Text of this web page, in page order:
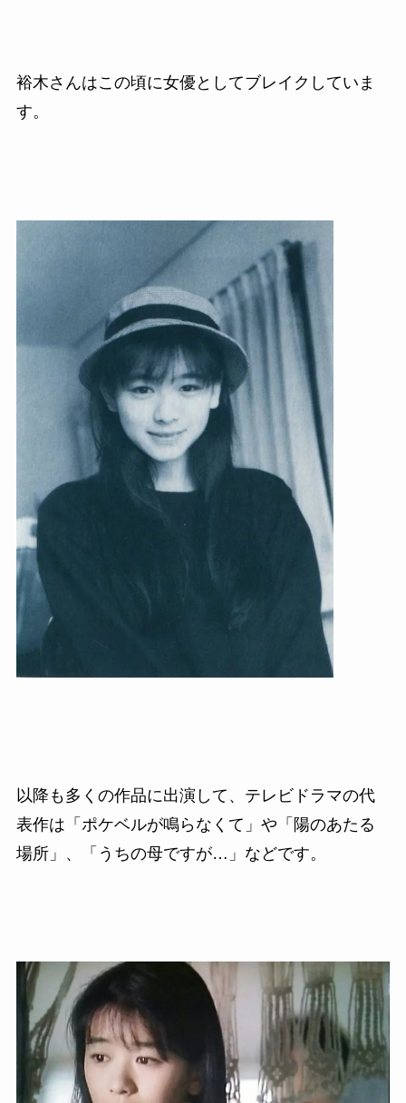
裕木さんはこの頃に女優としてブレイクしていま
す。
以降も多くの作品に出演して、テレビドラマの代
表作は「ポケベルが鳴らなくて」や「陽のあたる
場所」、「うちの母ですが…」などです。